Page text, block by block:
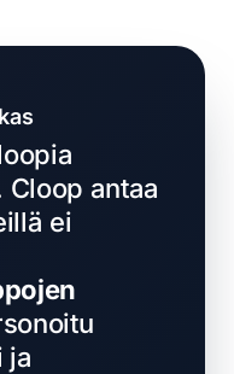
antaa
ei
ja